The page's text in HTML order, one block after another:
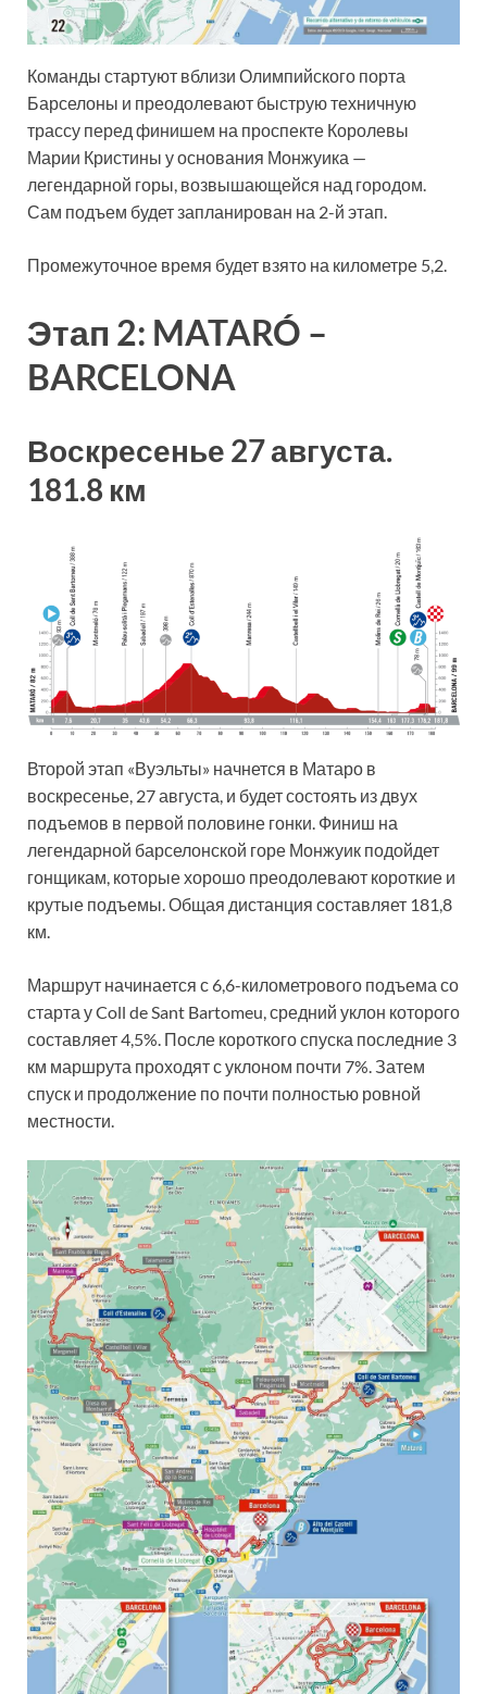
Команды стартуют вблизи Олимпийского порта
Барселоны и преодолевают быструю техничную
трассу перед финишем на проспекте Королевы
Марии Кристины у основания Монжуика —
легендарной горы, возвышающейся над городом.
Сам подъем будет запланирован на 2-й этап.
Промежуточное время будет взято на километре 5,2.
Этап 2: MATARÓ –
BARCELONA
Воскресенье 27 августа.
181.8 км
Второй этап «Вуэльты» начнется в Матаро в
воскресенье, 27 августа, и будет состоять из двух
подъемов в первой половине гонки. Финиш на
легендарной барселонской горе Монжуик подойдет
гонщикам, которые хорошо преодолевают короткие и
крутые подъемы. Общая дистанция составляет 181,8
км.
Маршрут начинается с 6,6-километрового подъема со
старта у Coll de Sant Bartomeu, средний уклон которого
составляет 4,5%. После короткого спуска последние 3
км маршрута проходят с уклоном почти 7%. Затем
спуск и продолжение по почти полностью ровной
местности.